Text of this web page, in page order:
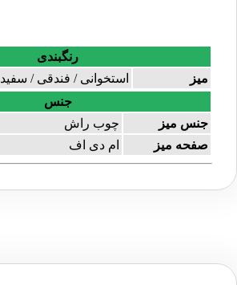
رنگبندی
میز
استخوانی / فندقی / سفید
جنس
جنس میز
چوب راش
صفحه میز
ام دی اف